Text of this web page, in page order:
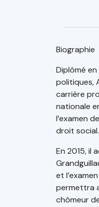
Biographie
Diplômé
politiques,
carrière
nationale
l’examen
droit social.
En 2015, il
et
permettra
chômeur